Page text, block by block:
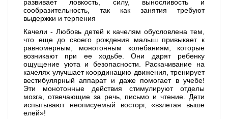
развивает ловкость, силу, выносливость и
сообразительность, так как занятия требуют
выдержки и терпения
Качели - Любовь детей к качелям обусловлена тем,
что еще до своего рождения малыш привыкает к
равномерным, монотонным колебаниям, которые
возникают при ее ходьбе. Они дарят ребенку
ощущение уюта и безопасности. Раскачивание на
качелях улучшает координацию движения, тренирует
вестибулярный аппарат и даже помогает в учебе!
Эти монотонные действия стимулируют отделы
мозга, отвечающие за речь, письмо и чтение. Дети
испытывают неописуемый восторг, «взлетая выше
елей»!